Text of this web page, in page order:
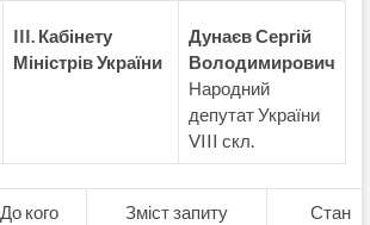
III. Кабінету
Міністрів України
Дунаєв Сергій
Володимирович
Народний
депутат України
VIII скл.
До кого
Зміст запиту
Стан